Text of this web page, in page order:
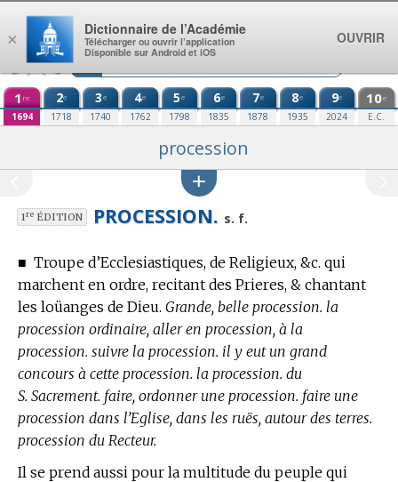
Aller au contenu
1 re
1694
2e
1718
3e
1740
4e
1762
5e
1798
6e
1835
7e
1878
8e
1935
9e
2024
10e
E.C.
procession
1reÉDITION PROCESSION. s. f.
■ Troupe d’Ecclesiastiques, de Religieux, &c. qui
marchent en ordre, recitant des Prieres, & chantant
les loüanges de Dieu. Grande, belle procession. la
procession ordinaire, aller en procession, à la
procession. suivre la procession. il y eut un grand
concours à cette procession. la procession. du
S. Sacrement. faire, ordonner une procession. faire une
procession dans l’Eglise, dans les ruës, autour des terres.
procession du Recteur.
Il se prend aussi pour la multitude du peuple qui
×
Dictionnaire de l’Académie
Télécharger ou ouvrir l’application
Disponible sur Android et iOS
OUVRIR